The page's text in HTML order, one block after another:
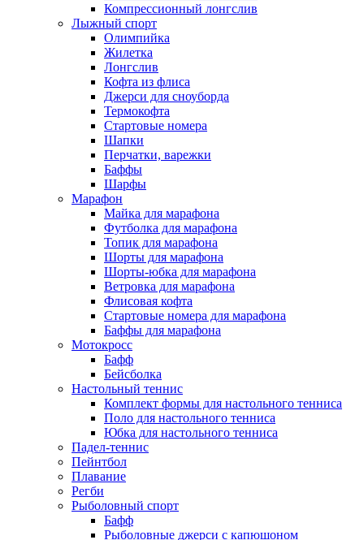
Компрессионный лонгслив
Лыжный спорт
Олимпийка
Жилетка
Лонгслив
Кофта из флиса
Джерси для сноуборда
Термокофта
Стартовые номера
Шапки
Перчатки, варежки
Баффы
Шарфы
Марафон
Майка для марафона
Футболка для марафона
Топик для марафона
Шорты для марафона
Шорты-юбка для марафона
Ветровка для марафона
Флисовая кофта
Стартовые номера для марафона
Баффы для марафона
Мотокросс
Бафф
Бейсболка
Настольный теннис
Комплект формы для настольного тенниса
Поло для настольного тенниса
Юбка для настольного тенниса
Падел-теннис
Пейнтбол
Плавание
Регби
Рыболовный спорт
Бафф
Рыболовные джерси с капюшоном